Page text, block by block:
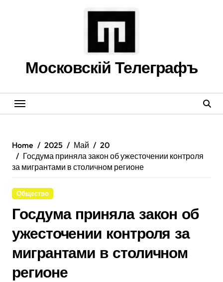
Московскій Телеграфъ
Home 2025 Май
20
Госдума приняла закон об ужесточении контроля
за мигрантами в столичном регионе
Общество
Госдума приняла закон об
ужесточении контроля за
мигрантами в столичном
регионе